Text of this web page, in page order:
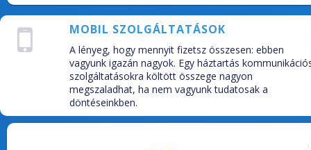
MOBIL SZOLGÁLTATÁSOK
A lényeg, hogy mennyit fizetsz összesen: ebben
vagyunk igazán nagyok. Egy háztartás
szolgáltatásokra költött összege nagyon
megszaladhat, ha nem vagyunk tudatosak a
döntéseinkben.